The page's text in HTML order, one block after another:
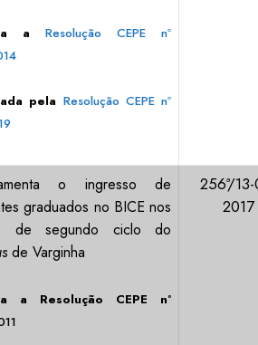
a Resolução CEPE nº
pela Resolução CEPE nº
o ingresso de
graduados no BICE nos
de segundo ciclo do
de Varginha
a Resolução CEPE nº
256ª/
2017